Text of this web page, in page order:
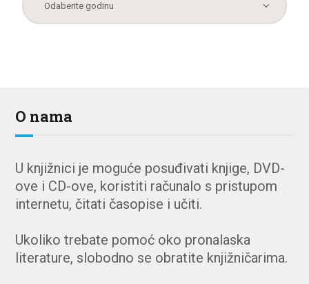
O nama
U knjižnici je moguće posuđivati knjige, DVD-
ove i CD-ove, koristiti računalo s pristupom
internetu, čitati časopise i učiti.
Ukoliko trebate pomoć oko pronalaska
literature, slobodno se obratite knjižničarima.